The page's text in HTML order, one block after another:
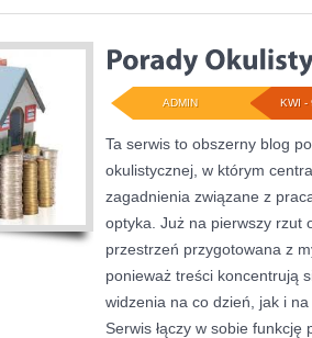
KWI -
ADMIN
Ta serwis to obszerny blog
okulistycznej, w którym
zagadnienia związane z
optyka. Już na pierwszy rzut
przestrzeń przygotowana z
ponieważ treści koncentrują
widzenia na co dzień, jak i
Serwis łączy w sobie